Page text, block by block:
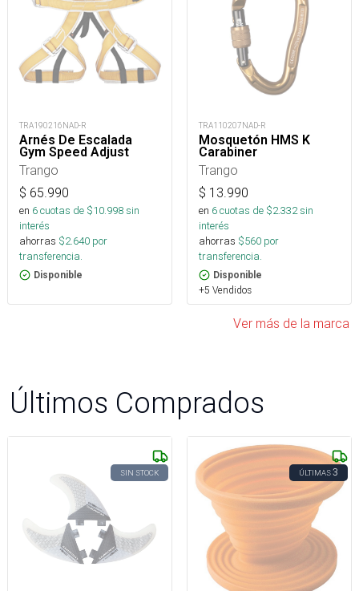
TRA190216NAD-R
Arnés De Escalada
Gym Speed Adjust
Trango
$ 65.990
en 6cuotas de $10.998sin
interés
ahorras $2.640 por
transferencia.
Disponible
TRA110207NAD-R
Mosquetón HMS K
Carabiner
Trango
$ 13.990
en 6cuotas de $2.332sin
interés
ahorras $560 por
transferencia.
Disponible
+5 Vendidos
Ver más de la marca
Últimos Comprados
SIN STOCK ÚLTIMAS3